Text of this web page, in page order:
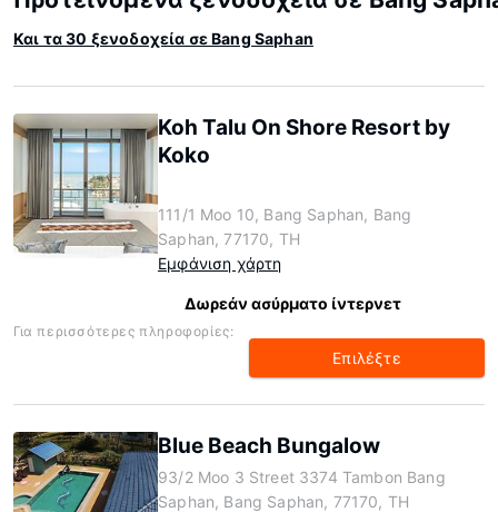
Και τα 30 ξενοδοχεία σε Bang Saphan
Koh Talu On Shore Resort by
Koko
111/1 Moo 10, Bang Saphan, Bang
Saphan, 77170, TH
Εμφάνιση χάρτη
Δωρεάν ασύρματο ίντερνετ
Για περισσότερες πληροφορίες:
Επιλέξτε
Blue Beach Bungalow
93/2 Moo 3 Street 3374 Tambon Bang
Saphan, Bang Saphan, 77170, TH